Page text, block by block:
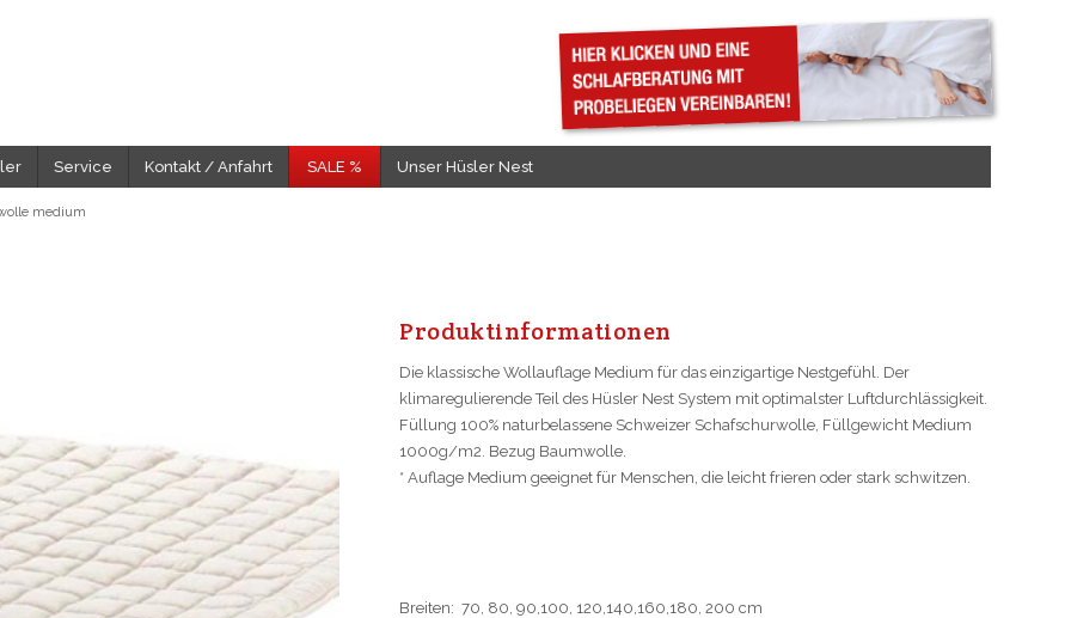
Service Kontakt / Anfahrt SALE % Unser Hüsler Nest
medium
Pro­dukt­in­for­ma­ti­on­en
Die klassische Wollauflage Medium für das einzigartige Nestgefühl. Der
klimaregulierende Teil des Hüsler Nest System mit optimalster Luftdurchlässigkeit.
Füllung 100% naturbelassene Schweizer Schafschurwolle, Füllgewicht Medium
1000g/m2. Bezug Baumwolle.
* Auflage Medium geeignet für Menschen, die leicht frieren oder stark schwitzen.
Breiten: 70, 80, 90,100, 120,140,160,180, 200 cm